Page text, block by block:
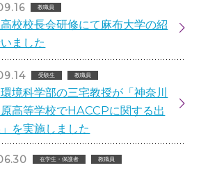
教職員
校校長会研修にて麻布大学の紹
ました
受験生 教職員
境科学部の三宅教授が「神奈川
高等学校でHACCPに関する出
を実施しました
在学生・保護者 教職員